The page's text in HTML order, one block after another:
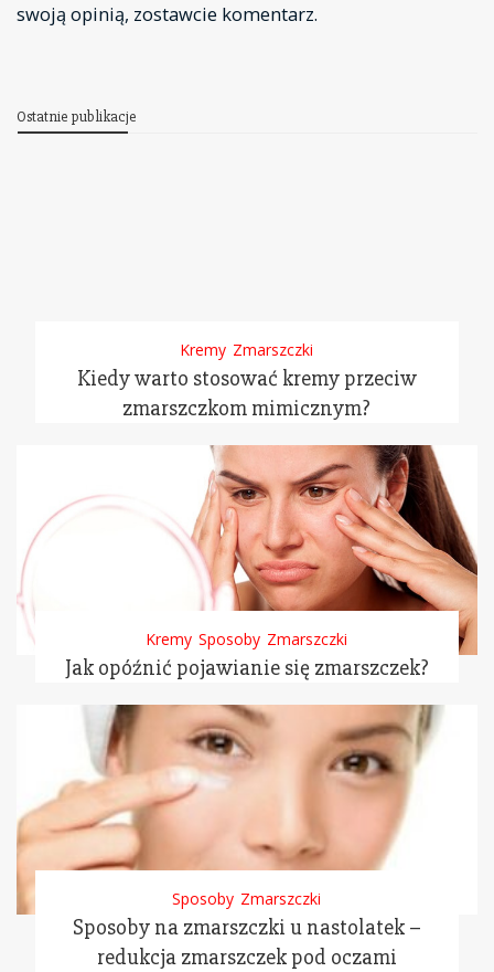
swoją opinią, zostawcie komentarz.
Ostatnie publikacje
Kremy Zmarszczki
Kiedy warto stosować kremy przeciw
zmarszczkom mimicznym?
Kremy Sposoby Zmarszczki
Jak opóźnić pojawianie się zmarszczek?
Sposoby Zmarszczki
Sposoby na zmarszczki u nastolatek –
redukcja zmarszczek pod oczami